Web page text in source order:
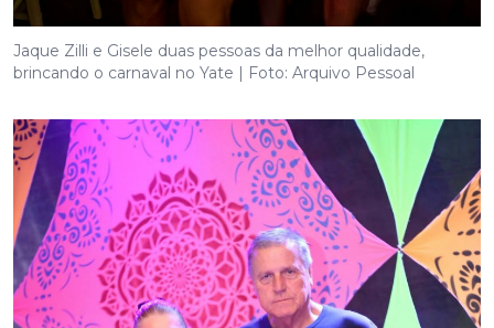
Jaque Zilli e Gisele duas pessoas da melhor qualidade,
brincando o carnaval no Yate | Foto: Arquivo Pessoal